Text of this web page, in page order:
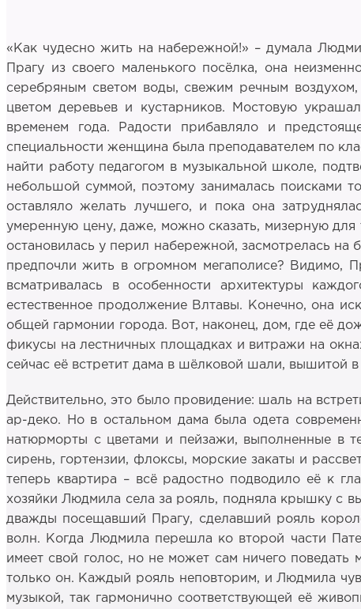
«Как чудесно жить на набережной!» – думала
Прагу из своего маленького посёлка, она
серебряным светом воды, свежим речным
цветом деревьев и кустарников. Мостовую
временем года. Радости прибавляло и
специальности женщина была преподавателем по
найти работу педагогом в музыкальной школе,
небольшой суммой, поэтому занималась поисками
оставляло желать лучшего, и пока она
умеренную цену, даже, можно сказать, мизерную
остановилась у перил набережной, засмотрелась
предпочли жить в огромном мегаполисе? Видимо,
всматривалась в особенности архитектуры
естественное продолжение Влтавы. Конечно, она
общей гармонии города. Вот, наконец, дом, где её
фикусы на лестничных площадках и витражи на
сейчас её встретит дама в шёлковой шали, вышитой
Действительно, это было провидение: шаль на
ар-деко. Но в остальном дама была одета
натюрморты с цветами и пейзажи, выполненные в
сирень, гортензии, флоксы, морские закаты и
теперь квартира – всё радостно подводило её к
хозяйки Людмила села за рояль, подняла крышку с
дважды посещавший Прагу, сделавший рояль
волн. Когда Людмила перешла ко второй части
имеет свой голос, но не может сам ничего
только он. Каждый рояль неповторим, и Людмила
музыкой, так гармонично соответствующей её